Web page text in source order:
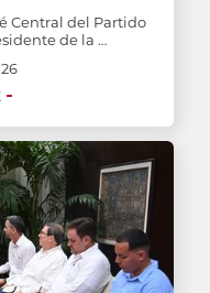
Central del Partido
de la …